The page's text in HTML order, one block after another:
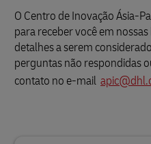
O Centro de Inovação Ásia-
para receber você em
detalhes a serem
perguntas não respondidas
contato no e-mail